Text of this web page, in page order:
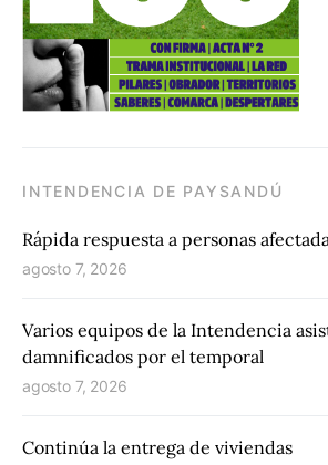
INTENDENCIA DE PAYSANDÚ
Rápida respuesta a personas
agosto 7, 2026
Varios equipos de la Intendencia
damnificados por el temporal
agosto 7, 2026
Continúa la entrega de viviendas